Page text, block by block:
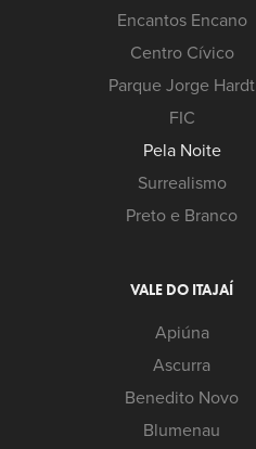
Encantos Encano
Centro Cívico
Parque Jorge Hardt
FIC
Pela Noite
Surrealismo
Preto e Branco
VALE DO ITAJAÍ
Apiúna
Ascurra
Benedito Novo
Blumenau